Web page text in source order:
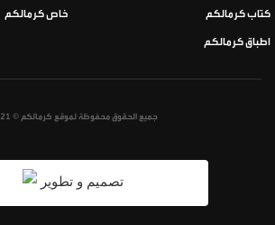
كتاب كرمالكم خاص كرمالكم
اطباق كرمالكم
جميع الحقوق محفوظة لموقع كرمالكم © 2021
تصميم و تطوير